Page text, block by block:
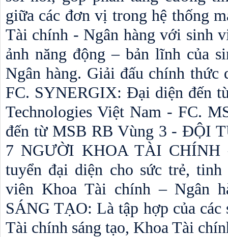
giữa các đơn vị trong hệ thống
Tài chính - Ngân hàng với sinh
ảnh năng động – bản lĩnh của
Ngân hàng. Giải đấu chính
FC. SYNERGIX: Đại diện đến
Technologies Việt Nam - FC.
đến từ MSB RB Vùng 3 - ĐỘI
7 NGƯỜI KHOA TÀI
tuyển đại diện cho sức trẻ,
viên Khoa Tài chính – Ngân
SÁNG TẠO: Là tập hợp của
Tài chính sáng tạo, Khoa Tài